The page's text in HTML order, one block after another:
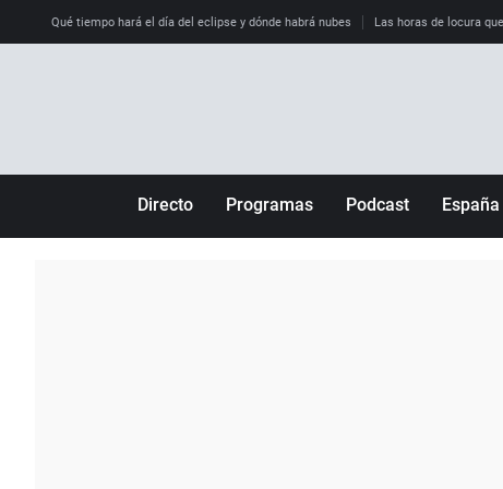
Qué tiempo hará el día del eclipse y dónde habrá nubes Las horas de locura
Directo Programas Podcast España